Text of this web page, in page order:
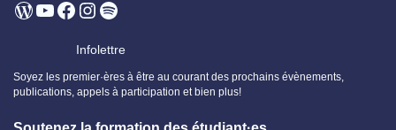
WordPress
YouTube
Facebook
Instagram
Spotify
Infolettre
Soyez les premier·ères à être au courant des prochains évènements,
publications, appels à participation et bien plus!